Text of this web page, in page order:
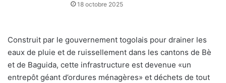
18 octobre 2025
Construit par le gouvernement togolais pour drainer les
eaux de pluie et de ruissellement dans les cantons de Bè
et de Baguida, cette infrastructure est devenue «un
entrepôt géant d’ordures ménagères» et déchets de tout